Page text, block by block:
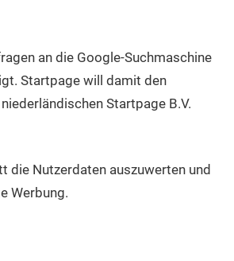
an die Google-Suchmaschine
Startpage will damit den
Startpage B.V.
die Nutzerdaten auszuwerten und
Werbung.